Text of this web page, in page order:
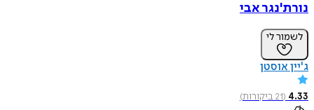
נורת'נגר אבי
לשמור לי
ג'יין אוסטן
4.33
(
21ביקורות)